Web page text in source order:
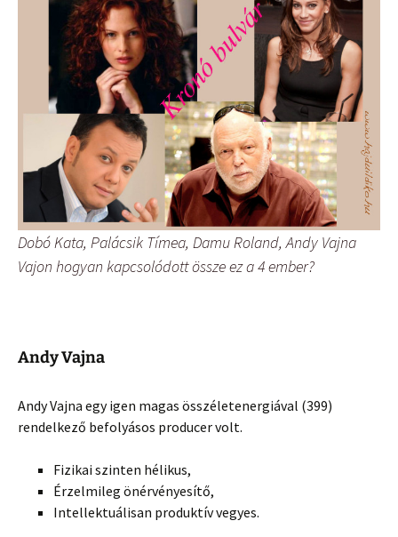
Dobó Kata, Palácsik Tímea, Damu Roland, Andy Vajna
Vajon hogyan kapcsolódott össze ez a 4 ember?
Andy Vajna
Andy Vajna egy igen magas összéletenergiával (399)
rendelkező befolyásos producer volt.
Fizikai szinten hélikus,
Érzelmileg önérvényesítő,
Intellektuálisan produktív vegyes.